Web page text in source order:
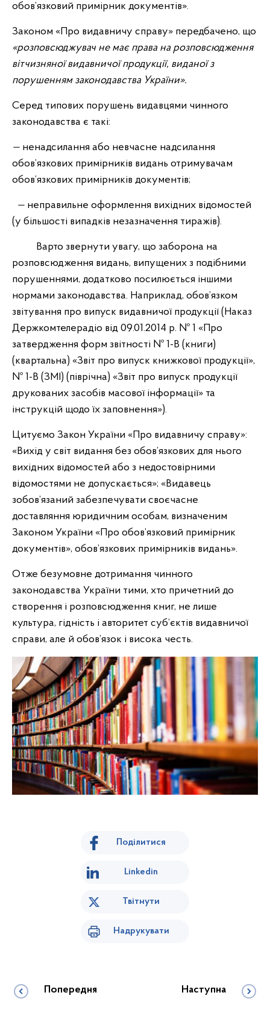
обов’язковий примірник документів».
Законом «Про видавничу справу» передбачено, що
«розповсюджувач не має права на розповсюдження
вітчизняної видавничої продукції, виданої з
порушенням законодавства України».
Серед типових порушень видавцями чинного
законодавства є такі:
— ненадсилання або невчасне надсилання
обов’язкових примірників видань отримувачам
обов’язкових примірників документів;
— неправильне оформлення вихідних відомостей
(у більшості випадків незазначення тиражів).
Варто звернути увагу, що заборона на
розповсюдження видань, випущених з подібними
порушеннями, додатково посилюється іншими
нормами законодавства. Наприклад, обов’язком
звітування про випуск видавничої продукції (Наказ
Держкомтелерадіо від 09.01.2014 р. № 1 «Про
затвердження форм звітності № 1-В (книги)
(квартальна) «Звіт про випуск книжкової продукції»,
№ 1-В (ЗМІ) (піврічна) «Звіт про випуск продукції
друкованих засобів масової інформації» та
інструкцій щодо їх заповнення»).
Цитуємо Закон України «Про видавничу справу»:
«Вихід у світ видання без обов’язкових для нього
вихідних відомостей або з недостовірними
відомостями не допускається»; «Видавець
зобов’язаний забезпечувати своєчасне
доставляння юридичним особам, визначеним
Законом України «Про обов’язковий примірник
документів», обов’язкових примірників видань».
Отже безумовне дотримання чинного
законодавства України тими, хто причетний до
створення і розповсюдження книг, не лише
культура, гідність і авторитет суб’єктів видавничої
справи, але й обов’язок і висока честь.
Поділитися
Linkedin
Твітнути
Надрукувати
Попередня Наступна